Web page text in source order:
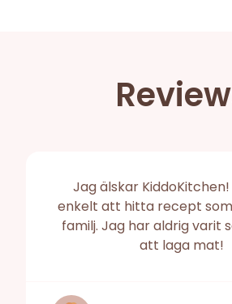
Jag älskar
enkelt att hitta recept
familj. Jag har aldrig varit
att laga mat!